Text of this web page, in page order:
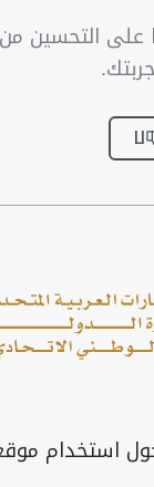
على التحسين
لا
استخدام